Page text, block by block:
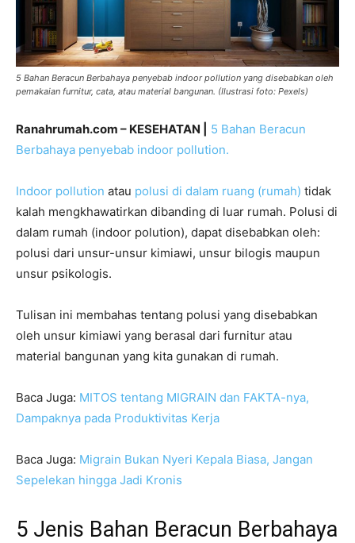
5 Bahan Beracun Berbahaya penyebab indoor pollution yang disebabkan oleh
pemakaian furnitur, cata, atau material bangunan. (Ilustrasi foto: Pexels)
Ranahrumah.com – KESEHATAN |
5 Bahan Beracun
Berbahaya penyebab indoor pollution.
Indoor pollution atau polusi di dalam ruang (rumah) tidak
kalah mengkhawatirkan dibanding di luar rumah. Polusi di
dalam rumah (indoor polution), dapat disebabkan oleh:
polusi dari unsur-unsur kimiawi, unsur bilogis maupun
unsur psikologis.
Tulisan ini membahas tentang polusi yang disebabkan
oleh unsur kimiawi yang berasal dari furnitur atau
material bangunan yang kita gunakan di rumah.
Baca Juga: MITOS tentang MIGRAIN dan FAKTA-nya,
Dampaknya pada Produktivitas Kerja
Baca Juga: Migrain Bukan Nyeri Kepala Biasa, Jangan
Sepelekan hingga Jadi Kronis
5 Jenis Bahan Beracun Berbahaya